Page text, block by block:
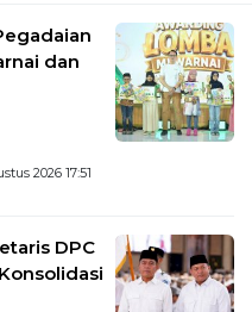
dan
2026 17:51
DPC